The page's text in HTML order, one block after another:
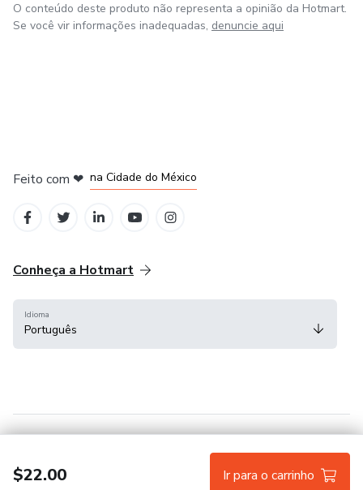
$22.00 Ir para o carrinho
O conteúdo deste produto não representa a opinião da Hotmart.
Se você vir informações inadequadas, denuncie aqui
Feito com ❤ na Cidade do México
Conheça a Hotmart
Idioma
Português